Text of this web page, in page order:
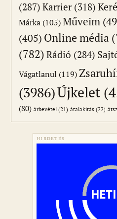
(287) Karrier(318)
Márka (105) Műveim
(405) Online média
(782) Rádió (284)
Vágatlanul (119)
(3986)Újkelet
(80) árbevétel (21) átalakítás (22)
HIRDETÉS